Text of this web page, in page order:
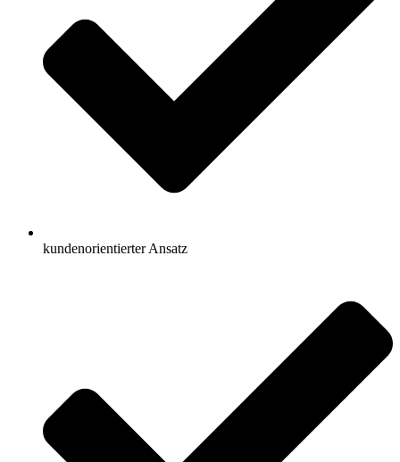
kundenorientierter Ansatz